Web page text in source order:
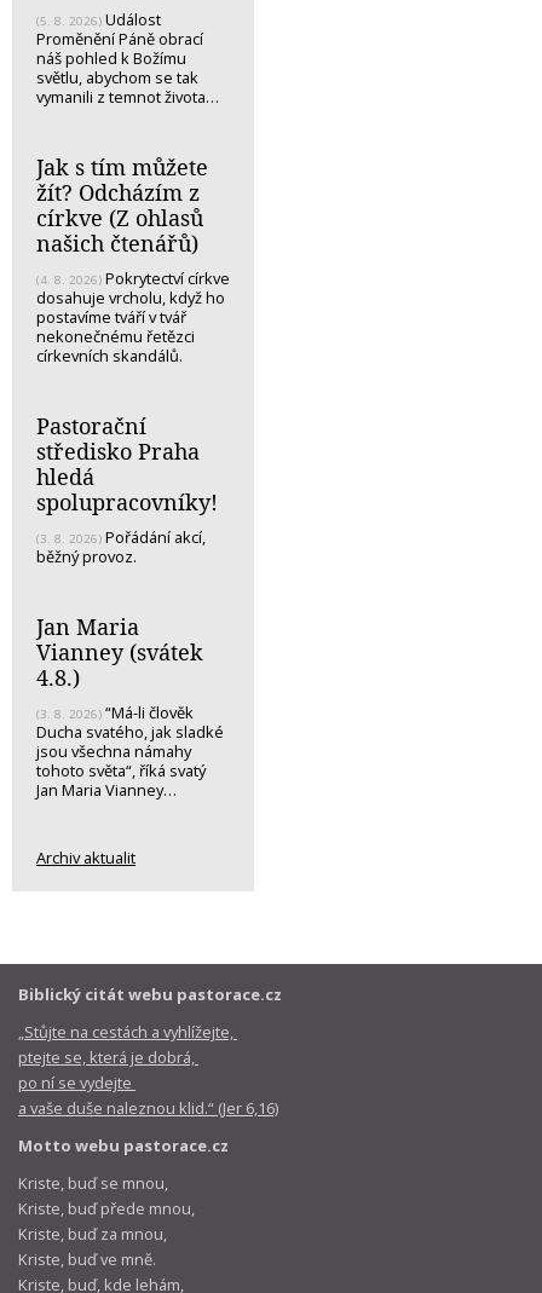
(5. 8. 2026) Událost
Proměnění Páně obrací
náš pohled k Božímu
světlu, abychom se tak
vymanili z temnot života…
Jak s tím můžete
žít? Odcházím z
církve (Z ohlasů
našich čtenářů)
(4. 8. 2026) Pokrytectví církve
dosahuje vrcholu, když ho
postavíme tváří v tvář
nekonečnému řetězci
církevních skandálů.
Pastorační
středisko Praha
hledá
spolupracovníky!
(3. 8. 2026) Pořádání akcí,
běžný provoz.
Jan Maria
Vianney (svátek
4.8.)
(3. 8. 2026) “Má-li člověk
Ducha svatého, jak sladké
jsou všechna námahy
tohoto světa“, říká svatý
Jan Maria Vianney…
Archiv aktualit
Biblický citát webu pastorace.cz
„Stůjte na cestách a vyhlížejte,
ptejte se, která je dobrá,
po ní se vydejte
a vaše duše naleznou klid.“ (Jer 6,16)
Motto webu pastorace.cz
Kriste, buď se mnou,
Kriste, buď přede mnou,
Kriste, buď za mnou,
Kriste, buď ve mně.
Kriste, buď, kde lehám,